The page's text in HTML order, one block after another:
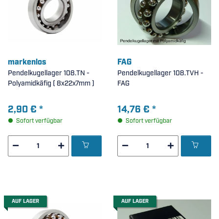
markenlos
Pendelkugellager 108.TN -
Polyamidkäfig ( 8x22x7mm )
2,90 € *
Sofort verfügbar
FAG
Pendelkugellager 108.TVH -
FAG
14,76 € *
Sofort verfügbar
AUF LAGER AUF LAGER